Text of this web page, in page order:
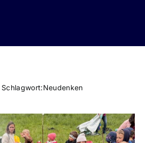
Schlagwort:Neudenken